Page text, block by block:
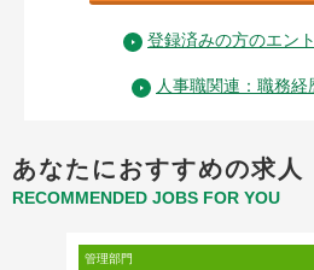
登録済みの方のエン
人事職関連：職務
あなたにおすすめの求人
RECOMMENDED JOBS FOR YOU
管理部門